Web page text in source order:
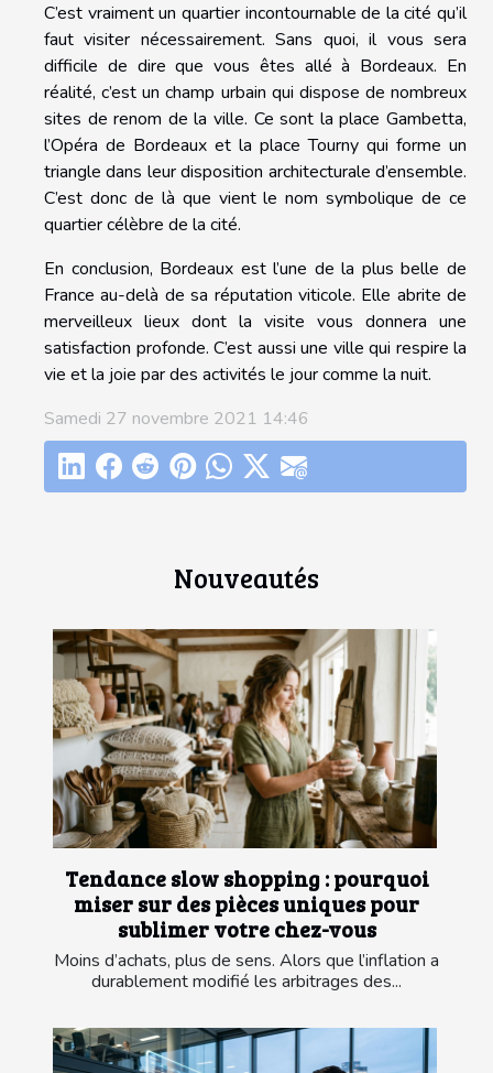
Nouveautés
Tendance slow shopping : pourquoi
miser sur des pièces uniques pour
sublimer votre chez-vous
Moins d’achats, plus de sens. Alors que l’inflation a
durablement modifié les arbitrages des...
C’est vraiment un quartier incontournable de la cité qu’il
faut visiter nécessairement. Sans quoi, il vous sera
difficile de dire que vous êtes allé à Bordeaux. En
réalité, c’est un champ urbain qui dispose de nombreux
sites de renom de la ville. Ce sont la place Gambetta,
l’Opéra de Bordeaux et la place Tourny qui forme un
triangle dans leur disposition architecturale d’ensemble.
C’est donc de là que vient le nom symbolique de ce
quartier célèbre de la cité.
En conclusion, Bordeaux est l’une de la plus belle de
France au-delà de sa réputation viticole. Elle abrite de
merveilleux lieux dont la visite vous donnera une
satisfaction profonde. C’est aussi une ville qui respire la
vie et la joie par des activités le jour comme la nuit.
Samedi 27 novembre 2021 14:46